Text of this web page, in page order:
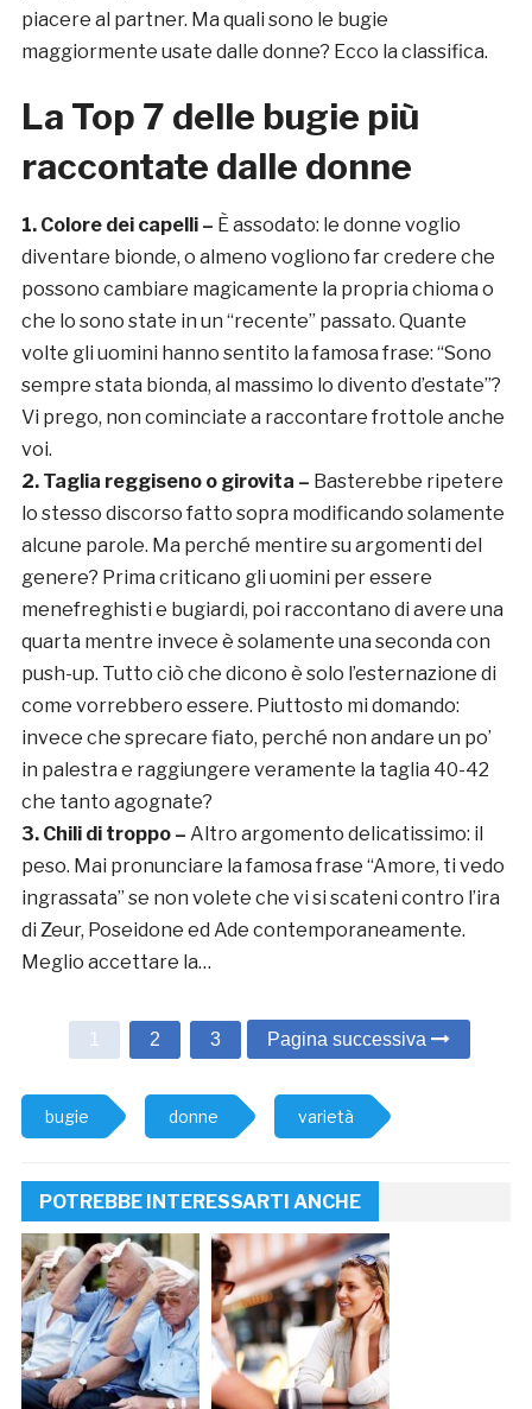
piacere al partner. Ma quali sono le bugie
maggiormente usate dalle donne? Ecco la classifica.
La Top 7 delle bugie più
raccontate dalle donne
1. Colore dei capelli – È assodato: le donne voglio
diventare bionde, o almeno vogliono far credere che
possono cambiare magicamente la propria chioma o
che lo sono state in un “recente” passato. Quante
volte gli uomini hanno sentito la famosa frase: “Sono
sempre stata bionda, al massimo lo divento d’estate”?
Vi prego, non cominciate a raccontare frottole anche
voi.
2. Taglia reggiseno o girovita – Basterebbe ripetere
lo stesso discorso fatto sopra modificando solamente
alcune parole. Ma perché mentire su argomenti del
genere? Prima criticano gli uomini per essere
menefreghisti e bugiardi, poi raccontano di avere una
quarta mentre invece è solamente una seconda con
push-up. Tutto ciò che dicono è solo l’esternazione di
come vorrebbero essere. Piuttosto mi domando:
invece che sprecare fiato, perché non andare un po’
in palestra e raggiungere veramente la taglia 40-42
che tanto agognate?
3. Chili di troppo – Altro argomento delicatissimo: il
peso. Mai pronunciare la famosa frase “Amore, ti vedo
ingrassata” se non volete che vi si scateni contro l’ira
di Zeur, Poseidone ed Ade contemporaneamente.
Meglio accettare la…
1 2 3 Pagina successiva
bugie donne varietà
POTREBBE INTERESSARTI ANCHE